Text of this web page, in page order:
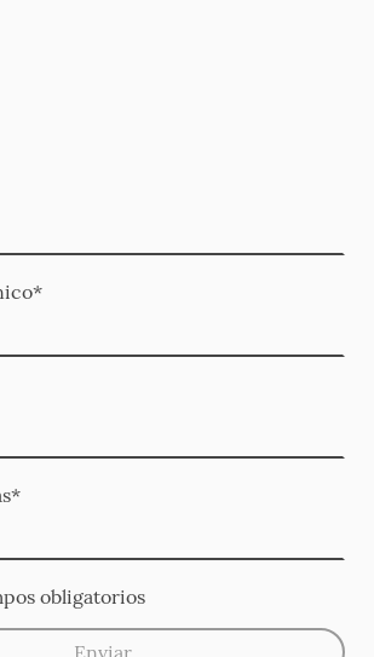
*
*
obligatorios